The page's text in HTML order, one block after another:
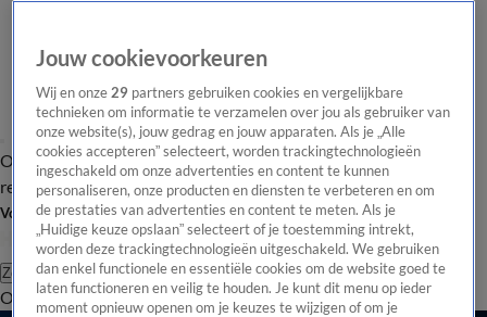
Overzicht Laatste nieuws Regionieuws Het beste van Hart
Tip de
redactie
Volg Hart van Nederland
Zoeken
OverzichtRegioUitzendingenWeerTip de redactiePanelVideo's
Jouw cookievoorkeuren
Wij en onze29 partners gebruiken cookies en vergelijkbare
technieken om informatie te verzamelen over jou als gebruiker van
onze website(s), jouw gedrag en jouw apparaten. Als je „Alle
cookies accepteren” selecteert, worden trackingtechnologieën
ingeschakeld om onze advertenties en content te kunnen
personaliseren, onze producten en diensten te verbeteren en om
de prestaties van advertenties en content te meten. Als je
„Huidige keuze opslaan” selecteert of je toestemming intrekt,
worden deze trackingtechnologieën uitgeschakeld. We gebruiken
dan enkel functionele en essentiële cookies om de website goed te
laten functioneren en veilig te houden. Je kunt dit menu op ieder
moment opnieuw openen om je keuzes te wijzigen of om je